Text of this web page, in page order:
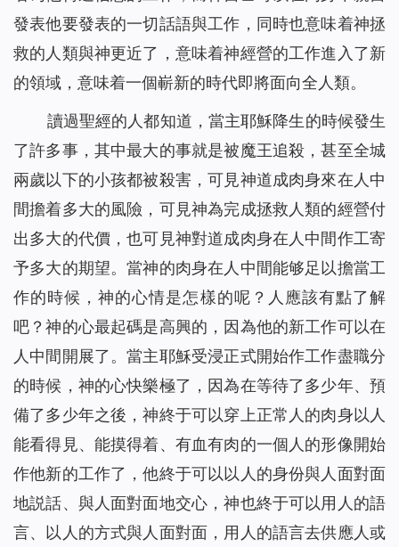
發表他要發表的一切話語與工作，同時也意味着神拯
救的人類與神更近了，意味着神經營的工作進入了新
的領域，意味着一個嶄新的時代即將面向全人類。
讀過聖經的人都知道，當主耶穌降生的時候發生
了許多事，其中最大的事就是被魔王追殺，甚至全城
兩歲以下的小孩都被殺害，可見神道成肉身來在人中
間擔着多大的風險，可見神為完成拯救人類的經營付
出多大的代價，也可見神對道成肉身在人中間作工寄
予多大的期望。當神的肉身在人中間能够足以擔當工
作的時候，神的心情是怎樣的呢？人應該有點了解
吧？神的心最起碼是高興的，因為他的新工作可以在
人中間開展了。當主耶穌受浸正式開始作工作盡職分
的時候，神的心快樂極了，因為在等待了多少年、預
備了多少年之後，神終于可以穿上正常人的肉身以人
能看得見、能摸得着、有血有肉的一個人的形像開始
作他新的工作了，他終于可以以人的身份與人面對面
地説話、與人面對面地交心，神也終于可以用人的語
言、以人的方式與人面對面，用人的語言去供應人或